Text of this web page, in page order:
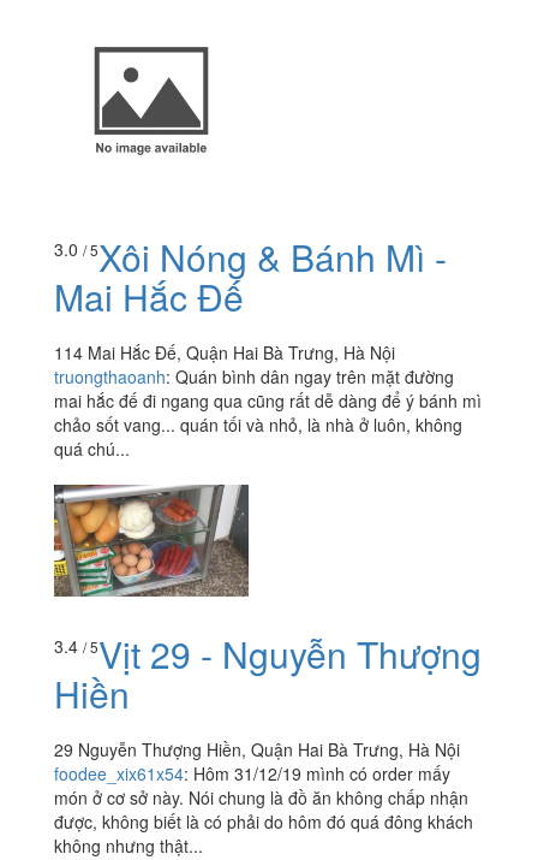
3.0 / 5Xôi Nóng & Bánh Mì -
Mai Hắc Đế
114 Mai Hắc Đế, Quận Hai Bà Trưng, Hà Nội
truongthaoanh: Quán bình dân ngay trên mặt đường
mai hắc đế đi ngang qua cũng rất dễ dàng để ý bánh mì
chảo sốt vang... quán tối và nhỏ, là nhà ở luôn, không
quá chú...
3.4 / 5Vịt 29 - Nguyễn Thượng
Hiền
29 Nguyễn Thượng Hiền, Quận Hai Bà Trưng, Hà Nội
foodee_xix61x54: Hôm 31/12/19 mình có order mấy
món ở cơ sở này. Nói chung là đồ ăn không chấp nhận
được, không biết là có phải do hôm đó quá đông khách
không nhưng thật...